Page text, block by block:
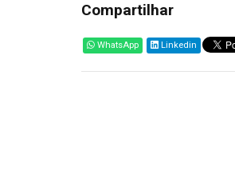
Compartilhar
WhatsApp Linkedin